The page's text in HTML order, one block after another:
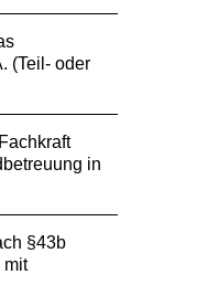
(Teil- oder
in
§43b
mit